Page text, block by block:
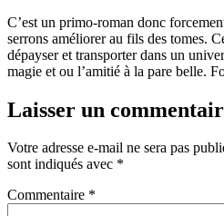
C’est un primo-roman donc
serrons améliorer au fils des tomes.
dépayser et transporter dans un
magie et ou l’amitié à la pare belle.
Laisser un
Votre adresse e-mail ne sera pas
sont indiqués avec *
Commentaire *